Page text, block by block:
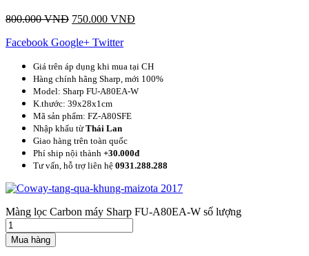
800.000VNĐ 750.000 VNĐ
Facebook Google+ Twitter
Giá trên áp dụng khi mua tại CH
Hàng chính hãng Sharp, mới 100%
Model: Sharp FU-A80EA-W
K.thước: 39x28x1cm
Mã sản phẩm: FZ-A80SFE
Nhập khẩu từThái Lan
Giao hàng trên toàn quốc
Phí ship nội thành +30.000đ
Tư vấn, hỗ trợ liên hệ 0931.288.288
Màng lọc Carbon máy Sharp FU-A80EA-W số lượng
Mua hàng